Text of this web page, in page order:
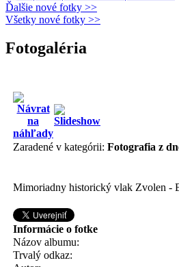
Ďalšie nové fotky >>
Všetky nové fotky >>
Fotogaléria
Zaradené v kategórii: Fotografia z
Mimoriadny historický vlak Zvolen -
Informácie o fotke
Názov albumu:
Trvalý odkaz: